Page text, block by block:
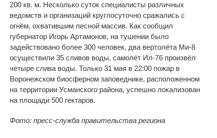
200 кв. м. Несколько суток специалисты различных
ведомств и организаций круглосуточно сражались с
огнём, охватившим лесной массив. Как сообщил
губернатор Игорь Артамонов, на тушении было
задействовано более 300 человек, два вертолёта Ми-8
осуществили 35 сливов воды, самолёт Ил-76 произвёл
четыре слива воды. Только 31 мая в 22:00 пожар в
Воронежском биосферном заповеднике, расположенном
на территории Усманского района, успешно локализован
на площади 500 гектаров.
Фото: пресс-служба правительства региона